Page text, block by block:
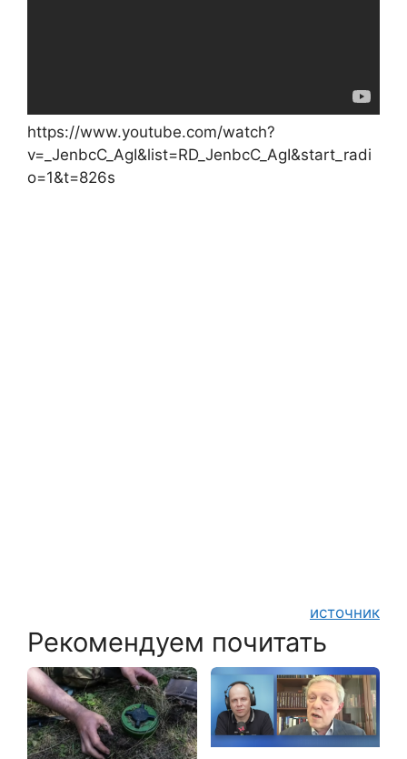
https://www.youtube.com/watch?
v=_JenbcC_AgI&list=RD_JenbcC_AgI&start_radi
o=1&t=826s
источник
Рекомендуем почитать